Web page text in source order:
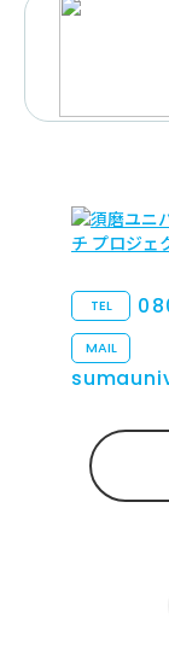
TEL
MAIL